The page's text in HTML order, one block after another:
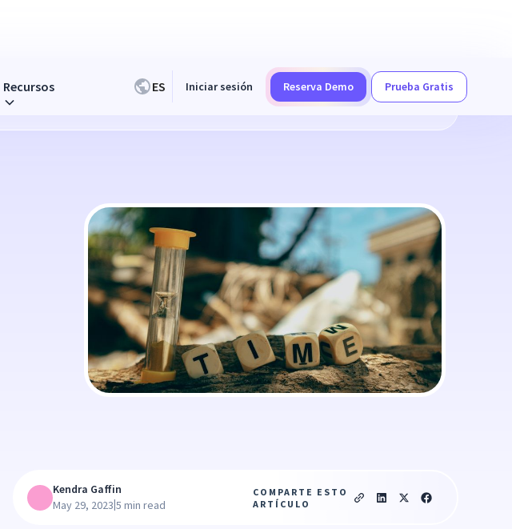
Recursos ES Iniciar sesión Reserva Demo
Prueba Gratis
Kendra Gaffin
May 29, 2023|5 min read
COMPARTE ESTO
ARTÍCULO